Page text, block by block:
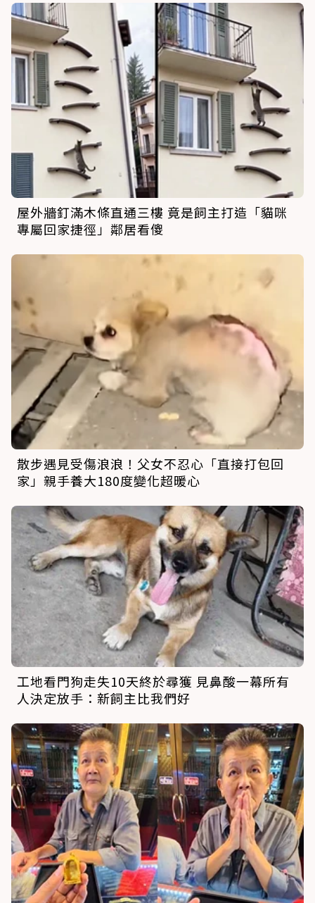
屋外牆釘滿木條直通三樓 竟是飼主打造「貓咪
專屬回家捷徑」鄰居看傻
散步遇見受傷浪浪！父女不忍心「直接打包回
家」親手養大180度變化超暖心
工地看門狗走失10天終於尋獲 見鼻酸一幕所有
人決定放手：新飼主比我們好